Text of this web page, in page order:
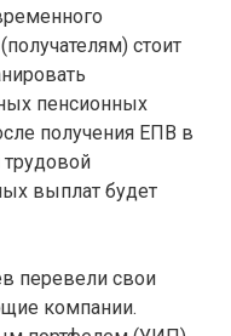
стоит
пенсионных
получения ЕПВ в
трудовой
выплат будет
перевели свои
компании.